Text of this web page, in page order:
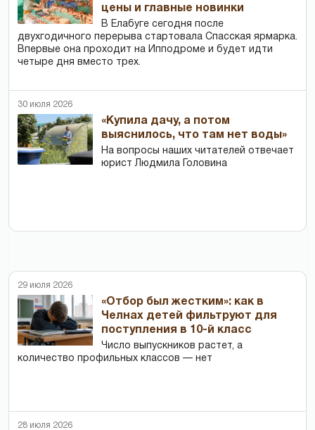
цены и главные новинки
В Елабуге сегодня после
двухгодичного перерыва стартовала Спасская ярмарка.
Впервые она проходит на Ипподроме и будет идти
четыре дня вместо трех.
30 июля 2026
«Купила дачу, а потом
выяснилось, что там нет воды»
На вопросы наших читателей отвечает
юрист Людмила Головина
29 июля 2026
«Отбор был жестким»: как в
Челнах детей фильтруют для
поступления в 10-й класс
Число выпускников растет, а
количество профильных классов — нет
28 июля 2026